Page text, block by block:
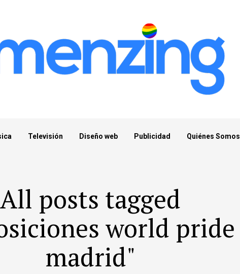
Televisión Diseño web Publicidad Quiénes Somos
All posts tagged
world pride
madrid"